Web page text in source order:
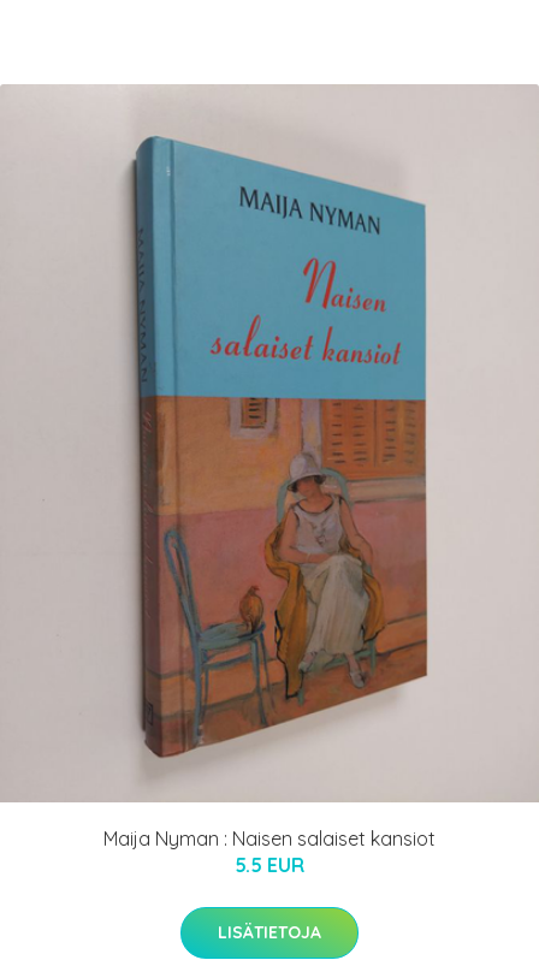
Maija Nyman : Naisen salaiset kansiot
5.5 EUR
LISÄTIETOJA